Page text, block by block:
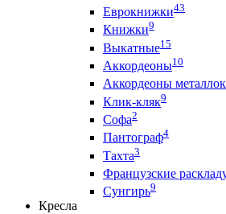
Еврокнижки43
Книжки9
Выкатные15
Аккордеоны10
Аккордеоны
Клик-кляк9
Софа2
Пантограф4
Тахта3
Французские
Сунгирь9
Кресла